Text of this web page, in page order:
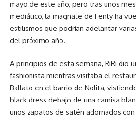
mayo de este año, pero tras unos
mediático, la magnate de Fenty ha
estilismos que podrían adelantar
del próximo año.
A principios de esta semana, RiRi dio
fashionista mientras visitaba el
Ballato en el barrio de Nolita,
black dress debajo de una camisa
unos zapatos de satén adornados